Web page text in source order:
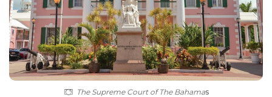
The Supreme Court of The Bahamas